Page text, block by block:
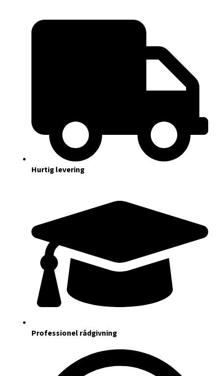
Hurtig levering
Professionel rådgivning